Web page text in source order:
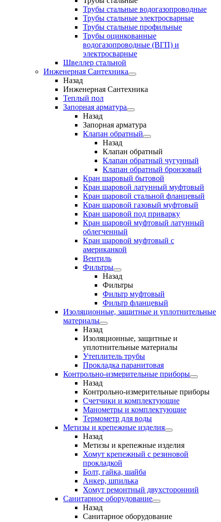
Трубы стальные водогазопроводные
Трубы стальные электросварные
Трубы стальные профильные
Трубы оцинкованные
водогазопроводные (ВГП) и
электросварные
Швеллер стальной
Инженерная Сантехника
Назад
Инженерная Сантехника
Теплый пол
Запорная арматура
Назад
Запорная арматура
Клапан обратный
Назад
Клапан обратный
Клапан обратный чугунный
Клапан обратный бронзовый
Кран шаровый бытовой
Кран шаровой латунный муфтовый
Кран шаровой стальной фланцевый
Кран шаровой газовый муфтовый
Кран шаровой под приварку
Кран шаровой муфтовый латунный
облегченный
Кран шаровой муфтовый с
американкой
Вентиль
Фильтры
Назад
Фильтры
Фильтр муфтовый
Фильтр фланцевый
Изоляционные, защитные и уплотнительные
материалы
Назад
Изоляционные, защитные и
уплотнительные материалы
Утеплитель трубы
Прокладка паранитовая
Контрольно-измерительные приборы
Назад
Контрольно-измерительные приборы
Счетчики и комплектующие
Манометры и комплектующие
Термометр для воды
Метизы и крепежные изделия
Назад
Метизы и крепежные изделия
Хомут крепежный с резиновой
прокладкой
Болт, гайка, шайба
Анкер, шпилька
Хомут ремонтный двухсторонний
Санитарное оборудование
Назад
Санитарное оборудование